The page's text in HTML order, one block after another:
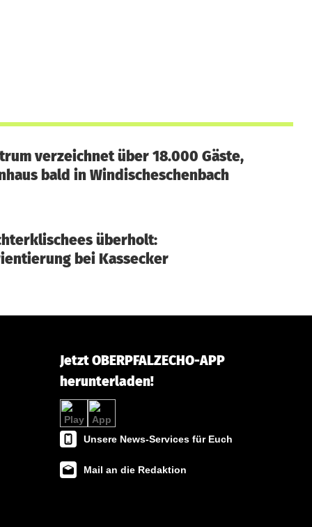
verzeichnet über 18.000 Gäste,
bald in Windischeschenbach
überholt:
bei Kassecker
Jetzt OBERPFALZECHO-APP
herunterladen!
Unsere News-Services für Euch
Mail an die Redaktion